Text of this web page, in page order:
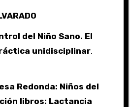
del Niño Sano. El
unidisciplinar.
Redonda: Niños del
libros: Lactancia